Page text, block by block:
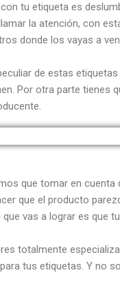
tu etiqueta es
la atención, con
donde los vayas a
de estas
Por otra parte tienes
que tomar en
que el producto
vas a lograr es que
totalmente
tus etiquetas. Y no